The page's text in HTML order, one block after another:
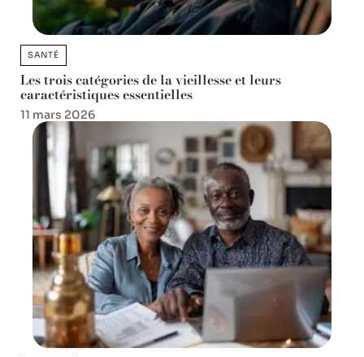
SANTÉ
Les trois catégories de la vieillesse et leurs
caractéristiques essentielles
11 mars 2026